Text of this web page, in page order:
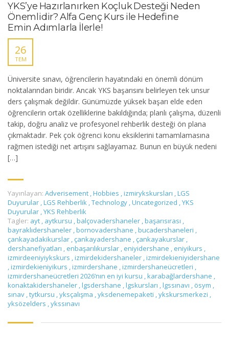
YKS’ye Hazırlanırken Koçluk Desteği Neden
Önemlidir? Alfa Genç Kurs ile Hedefine
Emin Adımlarla İlerle!
26
TEM
Üniversite sınavı, öğrencilerin hayatındaki en önemli dönüm
noktalarından biridir. Ancak YKS başarısını belirleyen tek unsur
ders çalışmak değildir. Günümüzde yüksek başarı elde eden
öğrencilerin ortak özelliklerine bakıldığında; planlı çalışma, düzenli
takip, doğru analiz ve profesyonel rehberlik desteği ön plana
çıkmaktadır. Pek çok öğrenci konu eksiklerini tamamlamasına
rağmen istediği net artışını sağlayamaz. Bunun en büyük nedeni
[…]
Yayınlayan: Adverisement ,Hobbies ,izmirykskursları ,LGS
Duyurular ,LGS Rehberlik ,Technology ,Uncategorized ,YKS
Duyurular ,YKS Rehberlik
Tagler: ayt , aytkursu ,balçovadershaneler ,başarısırası ,
bayraklıdershaneler ,bornovadershane ,bucadershaneleri ,
çankayadakikurslar , çankayadershane , çankayakurslar ,
dershanefiyatları , enbaşarılıkurslar , eniyidershane , eniyikurs ,
izmirdeeniyiykskurs ,izmirdekidershaneler ,izmirdekieniyidershane
,izmirdekieniyikurs ,izmirdershane ,izmirdershaneücretleri ,
izmirdershaneücretleri 2026’nın en iyi kursu ,karabağlardershane ,
konaktakidershaneler ,lgsdershane ,lgskursları ,lgssınavı , ösym ,
sınav ,tytkursu ,yksçalışma ,yksdenemepaketi ,ykskursmerkezi ,
yksözelders ,ykssınavı